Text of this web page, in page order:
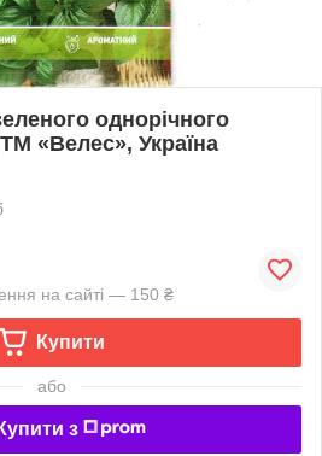
однорічного
«Велес», Україна
на сайті — 150 ₴
Купити
або
Купити з